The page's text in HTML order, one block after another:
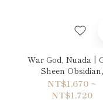
War God, Nuada |
Sheen Obsidian,
Hematite &
Bracelet
NT$1,670 ~
NT$1,720